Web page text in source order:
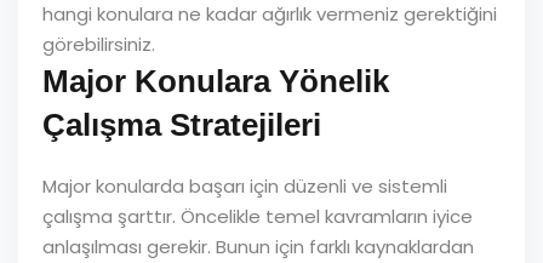
hangi konulara ne kadar ağırlık vermeniz gerektiğini
görebilirsiniz.
Major Konulara Yönelik
Çalışma Stratejileri
Major konularda başarı için düzenli ve sistemli
çalışma şarttır. Öncelikle temel kavramların iyice
anlaşılması gerekir. Bunun için farklı kaynaklardan